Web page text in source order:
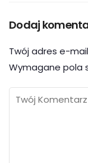
Dodaj
Twój adres e-
Wymagane pola